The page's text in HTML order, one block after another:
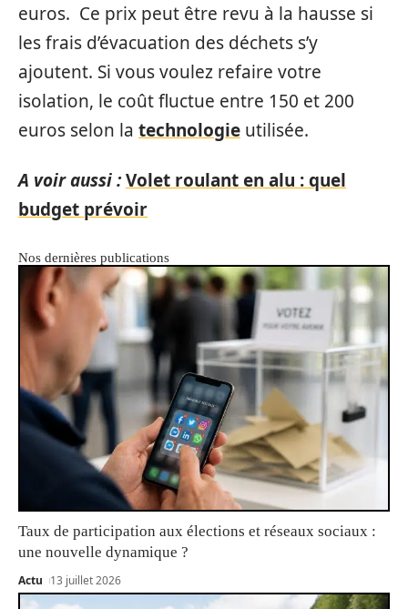
euros. Ce prix peut être revu à la hausse si
les frais d’évacuation des déchets s’y
ajoutent. Si vous voulez refaire votre
isolation, le coût fluctue entre 150 et 200
euros selon la technologie utilisée.
A voir aussi :Volet roulant en alu : quel
budget prévoir
Nos dernières publications
Taux de participation aux élections et réseaux sociaux :
une nouvelle dynamique ?
Actu 13 juillet 2026